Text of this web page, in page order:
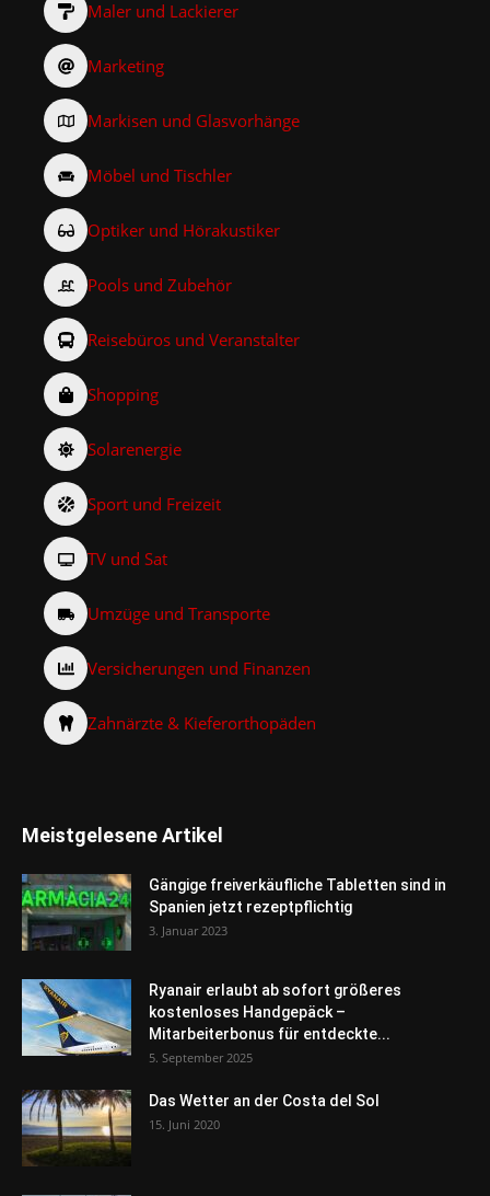
Maler und Lackierer
Marketing
Markisen und Glasvorhänge
Möbel und Tischler
Optiker und Hörakustiker
Pools und Zubehör
Reisebüros und Veranstalter
Shopping
Solarenergie
Sport und Freizeit
TV und Sat
Umzüge und Transporte
Versicherungen und Finanzen
Zahnärzte & Kieferorthopäden
Meistgelesene Artikel
Gängige freiverkäufliche Tabletten sind in
Spanien jetzt rezeptpflichtig
3. Januar 2023
Ryanair erlaubt ab sofort größeres
kostenloses Handgepäck –
Mitarbeiterbonus für entdeckte...
5. September 2025
Das Wetter an der Costa del Sol
15. Juni 2020